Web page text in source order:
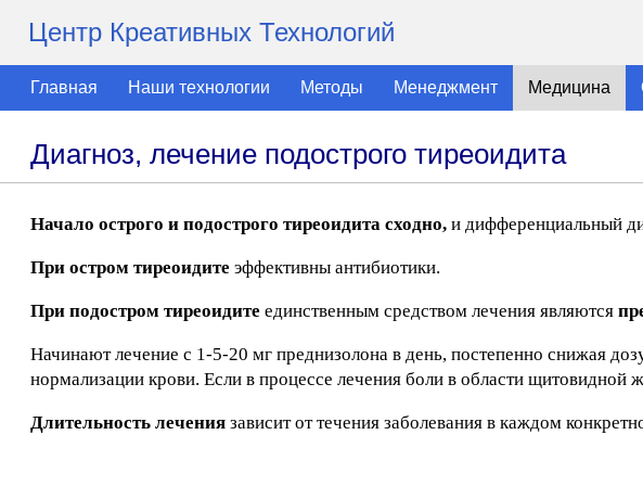
Центр Креативных Технологий
Главная Наши технологии Методы Менеджмент Медицина
Диагноз, лечение подострого тиреоидита
Начало острого и подострого тиреоидита сходно, и дифференциальный
При остром тиреоидите эффективны антибиотики.
При подостром тиреоидите единственным средством лечения являются
Начинают лечение с 1-5-20 мг преднизолона в день, постепенно снижая
нормализации крови. Если в процессе лечения боли в области щитовидной
Длительность лечения зависит от течения заболевания в каждом